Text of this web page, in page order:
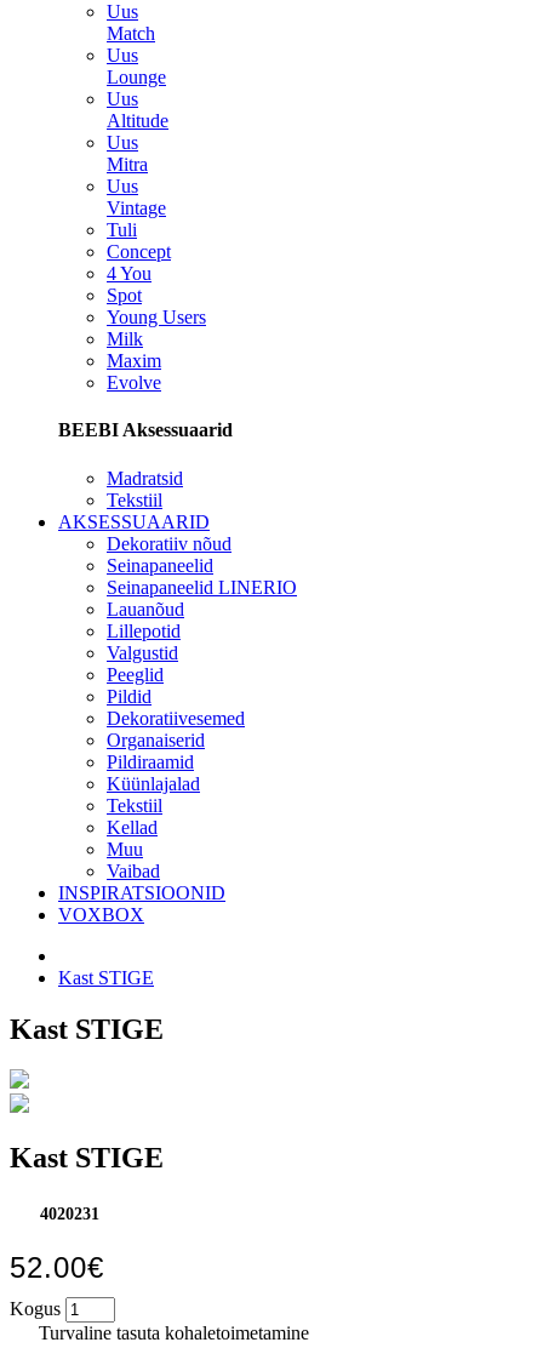
Uus
Match
Uus
Lounge
Uus
Altitude
Uus
Mitra
Uus
Vintage
Tuli
Concept
4 You
Spot
Young Users
Milk
Maxim
Evolve
BEEBI Aksessuaarid
Madratsid
Tekstiil
AKSESSUAARID
Dekoratiiv nõud
Seinapaneelid
Seinapaneelid LINERIO
Lauanõud
Lillepotid
Valgustid
Peeglid
Pildid
Dekoratiivesemed
Organaiserid
Pildiraamid
Küünlajalad
Tekstiil
Kellad
Muu
Vaibad
INSPIRATSIOONID
VOXBOX
Kast STIGE
Kast STIGE
Kast STIGE
4020231
52.00€
Kogus
Turvaline tasuta kohaletoimetamine